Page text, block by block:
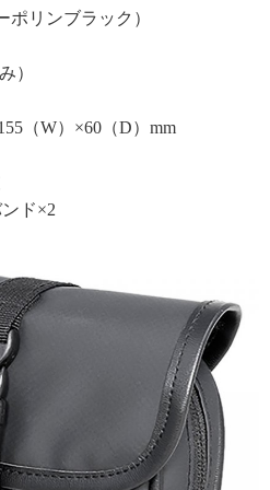
ポリンブラック）
）
（W）×60（D）mm
ド×2